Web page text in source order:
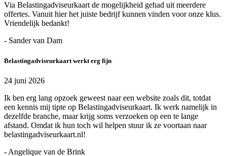
Via Belastingadviseurkaart de mogelijkheid gehad uit meerdere
offertes. Vanuit hier het juiste bedrijf kunnen vinden voor onze klus.
Vriendelijk bedankt!
- Sander van Dam
Belastingadviseurkaart werkt erg fijn
24 juni 2026
Ik ben erg lang opzoek geweest naar een website zoals dit, totdat
een kennis mij tipte op Belastingadviseurkaart. Ik werk namelijk in
dezelfde branche, maar krijg soms verzoeken op een te lange
afstand. Omdat ik hun toch wil helpen stuur ik ze voortaan naar
belastingadviseurkaart.nl!
- Angelique van de Brink